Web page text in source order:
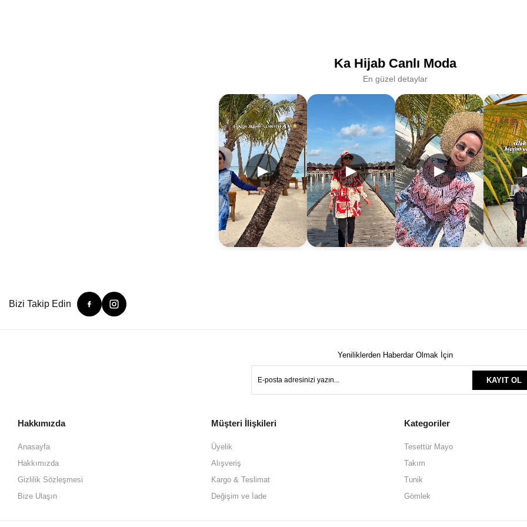
Ka Hijab Canlı Moda
En güzel detaylar
▶ ▶ ▶
Bizi Takip Edin
Yeniliklerden Haberdar Olmak İçin
KAYIT OL
Hakkımızda
Anasayfa
Hakkımızda
Gizlilik Sözleşmesi
Bize Ulaşın
Müşteri İlişkileri
Üyelik
Alışveriş
Kargo & Teslimat
Değişim ve İade
Kategoriler
Tesettür Mayo
Takım
Tunik
Gömlek